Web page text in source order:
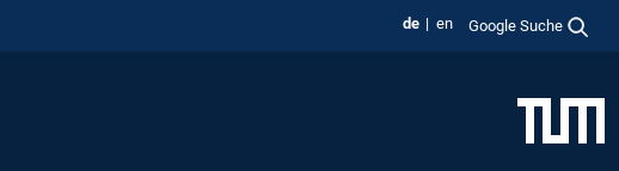
de en Google Suche